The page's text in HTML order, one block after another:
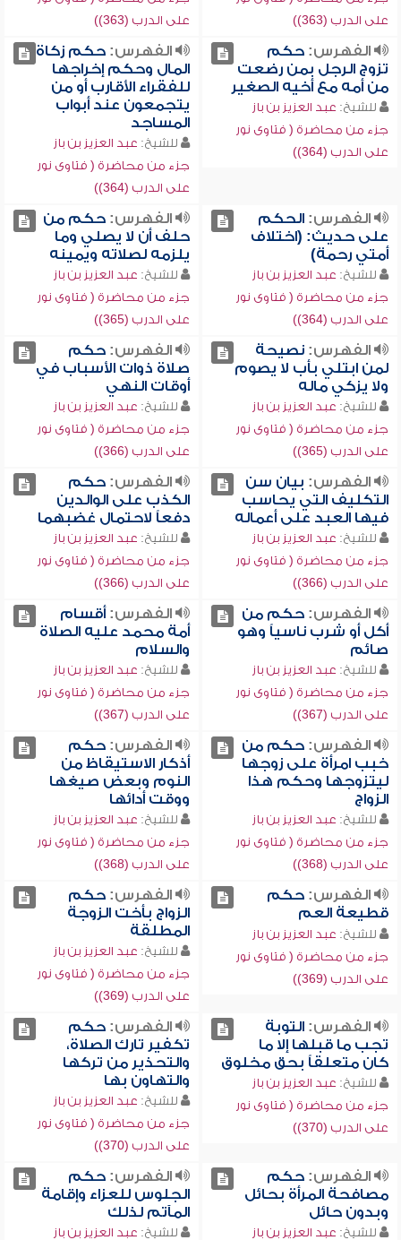
على الدرب (363))
على الدرب (363))
الفهرس:حكم
تزوج الرجل بمن رضعت
من أمه مع أخيه الصغير
للشيخ: عبد العزيز بن باز
جزء من محاضرة ( فتاوى نور
على الدرب (364))
الفهرس:حكم زكاة
المال وحكم إخراجها
للفقراء الأقارب أو من
يتجمعون عند أبواب
المساجد
للشيخ: عبد العزيز بن باز
جزء من محاضرة ( فتاوى نور
على الدرب (364))
الفهرس:الحكم
على حديث: (اختلاف
أمتي رحمة)
للشيخ: عبد العزيز بن باز
جزء من محاضرة ( فتاوى نور
على الدرب (364))
الفهرس:حكم من
حلف أن لا يصلي وما
يلزمه لصلاته ويمينه
للشيخ: عبد العزيز بن باز
جزء من محاضرة ( فتاوى نور
على الدرب (365))
الفهرس:نصيحة
لمن ابتلي بأب لا يصوم
ولا يزكي ماله
للشيخ: عبد العزيز بن باز
جزء من محاضرة ( فتاوى نور
على الدرب (365))
الفهرس:حكم
صلاة ذوات الأسباب في
أوقات النهي
للشيخ: عبد العزيز بن باز
جزء من محاضرة ( فتاوى نور
على الدرب (366))
الفهرس: بيان سن
التكليف التي يحاسب
فيها العبد على أعماله
للشيخ: عبد العزيز بن باز
جزء من محاضرة ( فتاوى نور
على الدرب (366))
الفهرس:حكم
الكذب على الوالدين
دفعاً لاحتمال غضبهما
للشيخ: عبد العزيز بن باز
جزء من محاضرة ( فتاوى نور
على الدرب (366))
الفهرس:حكم من
أكل أو شرب ناسياً وهو
صائم
للشيخ: عبد العزيز بن باز
جزء من محاضرة ( فتاوى نور
على الدرب (367))
الفهرس:أقسام
أمة محمد عليه الصلاة
والسلام
للشيخ: عبد العزيز بن باز
جزء من محاضرة ( فتاوى نور
على الدرب (367))
الفهرس:حكم من
خبب امرأة على زوجها
ليتزوجها وحكم هذا
الزواج
للشيخ: عبد العزيز بن باز
جزء من محاضرة ( فتاوى نور
على الدرب (368))
الفهرس:حكم
أذكار الاستيقاظ من
النوم وبعض صيغها
ووقت أدائها
للشيخ: عبد العزيز بن باز
جزء من محاضرة ( فتاوى نور
على الدرب (368))
الفهرس:حكم
قطيعة العم
للشيخ: عبد العزيز بن باز
جزء من محاضرة ( فتاوى نور
على الدرب (369))
الفهرس:حكم
الزواج بأخت الزوجة
المطلقة
للشيخ: عبد العزيز بن باز
جزء من محاضرة ( فتاوى نور
على الدرب (369))
الفهرس:التوبة
تجب ما قبلها إلا ما
كان متعلقاً بحق مخلوق
للشيخ: عبد العزيز بن باز
جزء من محاضرة ( فتاوى نور
على الدرب (370))
الفهرس:حكم
تكفير تارك الصلاة،
والتحذير من تركها
والتهاون بها
للشيخ: عبد العزيز بن باز
جزء من محاضرة ( فتاوى نور
على الدرب (370))
الفهرس:حكم
مصافحة المرأة بحائل
وبدون حائل
للشيخ: عبد العزيز بن باز
الفهرس:حكم
الجلوس للعزاء وإقامة
المآتم لذلك
للشيخ: عبد العزيز بن باز